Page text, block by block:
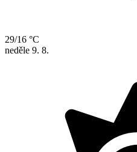
29/16 °C
neděle 9. 8.